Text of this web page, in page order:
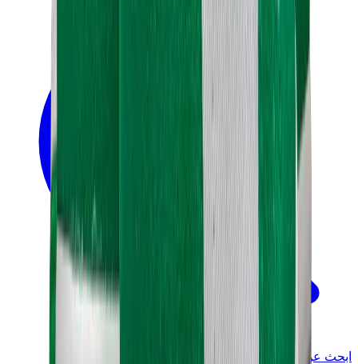
ابحث عن ماركة أو موديل...